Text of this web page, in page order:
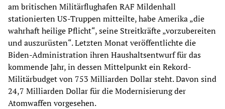
am britischen Militärflughafen RAF Mildenhall
stationierten US-Truppen mitteilte, habe Amerika „die
wahrhaft heilige Pflicht“, seine Streitkräfte „vorzubereiten
und auszurüsten“. Letzten Monat veröffentlichte die
Biden-Administration ihren Haushaltsentwurf für das
kommende Jahr, in dessen Mittelpunkt ein Rekord-
Militärbudget von 753 Milliarden Dollar steht. Davon sind
24,7 Milliarden Dollar für die Modernisierung der
Atomwaffen vorgesehen.